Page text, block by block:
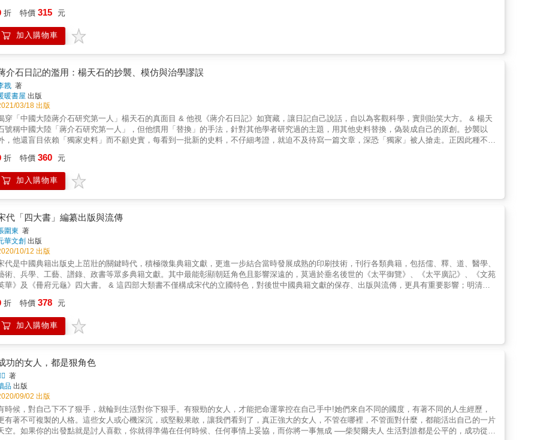
蕭條。 本書收集史料種類多元，如上海市檔案館檔案、報人回憶、報章雜誌文章，分成四個主題： 壹、報館營運，分析報館發行、廣
、印刷等各種實際營運問題，以中國長年銷量第一的《新聞報》來看，計算《新聞報》每份報紙的成本、批價、售價，如何靠廣告賺錢；營運問
可參考1947年上海申報派員到臺灣駐點，可見申報戰後在臺灣拓點所遭遇到的困難。 貳、記者職業，揭露了新聞工作者的職業認同、工作紀
折 特價 315 元
加入購物車
介石日記的濫用：楊天石的抄襲、模仿與治學謬誤
戡 著
暖書屋 出版
03/18 出版
「中國大陸蔣介石研究第一人」楊天石的真面目 & 他視《蔣介石日記》如寶藏，讓日記自己說話，自以為客觀科學，實則貽笑大方。 & 楊天
號稱中國大陸「蔣介石研究第一人」，但他慣用「替換」的手法，針對其他學者研究過的主題，用其他史料替換，偽裝成自己的原創。抄襲以
，他還盲目依賴「獨家史料」而不顧史實，每看到一批新的史料，不仔細考證，就迫不及待寫一篇文章，深恐「獨家」被人搶走。正因此種不健
。不看其他學者的研究成果、沒讀過美國檔案原文、也沒有核對英語原文，看不出翻譯的瑕疵，僅根據中方材料，就斷定蔣介石在一個國際談判
件中扮演了重要角色。在沒有其他旁證的前提下，單獨使用蔣介石日記做闡述，偏離了重點。最經典者，是他認為蔣介石參與了暗殺希特勒的計
荒謬。 & 他不探究歷史背景、一昧堆疊史料的壞毛病，常欠缺前後連貫性，讀來吃力且前後矛盾。他只能針對一個時間點的一件史事
，即使是當事人的日記，也會有模糊、刪改、避而不談、作偽的可能。欠缺前後脈絡的掌握和多視角的比對，只會是史料的堆砌整理或斷章取
學術價值。 & 專文推薦 & 盧建榮（知名歷史學家） & 推薦書評 & 李戡書為我們揭示了「曲學阿世」以及「為稻梁謀」的機會主義者臉
。這種人以後會大抄台灣學者，自是不令人意外。在日記的限制方法論部分，更是幫助有志史學工作者提升研究檔次的津梁。──盧建榮（知名
歷史學家） &
折 特價 360 元
加入購物車
代「四大書」編纂出版與流傳
圍東 著
華文創 出版
10/12 出版
代是中國典籍出版史上茁壯的關鍵時代，積極徵集典籍文獻，更進一步結合當時發展成熟的印刷技術，刊行各類典籍，包括儒、釋、道、醫學、
術、兵學、工藝、譜錄、政書等眾多典籍文獻。其中最能彰顯朝廷角色且影響深遠的，莫過於垂名後世的《太平御覽》、《太平廣記》、《文苑
及《冊府元龜》四大書。 & 這四部大類書不僅構成宋代的立國特色，對後世中國典籍文獻的保存、出版與流傳，更具有重要影響；明清二
折 特價 378 元
加入購物車
功的女人，都是狠角色
著
品 出版
09/02 出版
時候，對自己下不了狠手，就輪到生活對你下狠手。有狠勁的女人，才能把命運掌控在自己手中!她們來自不同的國度，有著不同的人生經歷，
有著不可複製的人格。這些女人或心機深沉，或堅毅果敢，讓我們看到了，真正強大的女人，不管在哪裡，不管面對什麼，都能活出自己的一片
空。如果你的出發點就是討人喜歡，你就得準備在任何時候、任何事情上妥協，而你將一事無成 ──柴契爾夫人 生活對誰都是公平的，成功從來